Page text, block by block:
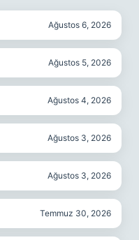
Ağustos 6, 2026
Ağustos 5, 2026
Ağustos 4, 2026
Ağustos 3, 2026
Ağustos 3, 2026
Temmuz 30, 2026